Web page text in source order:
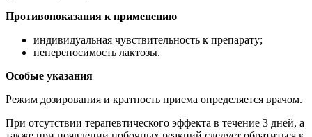
Противопоказания к применению
индивидуальная чувствительность к препарату;
непереносимость лактозы.
Особые указания
Режим дозирования и кратность приема определяется врачом.
При отсутствии терапевтического эффекта в течение 3 дней, а